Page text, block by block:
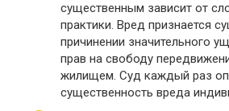
существенным зависит от
практики. Вред признается
причинении значительного
прав на свободу
жилищем. Суд каждый раз
существенность вреда